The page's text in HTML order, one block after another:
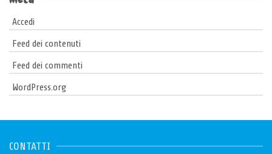
Accedi
Feed dei contenuti
Feed dei commenti
WordPress.org
CONTATTI